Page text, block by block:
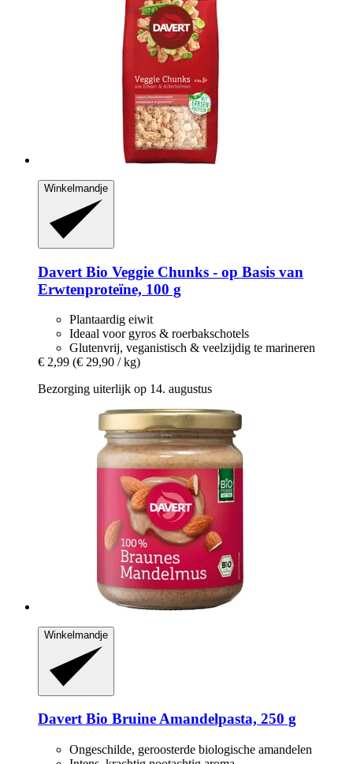
Winkelmandje
Davert Bio Veggie Chunks -​ op Basis van
Erwtenproteïne, 100 g
Plantaardig eiwit
Ideaal voor gyros & roerbakschotels
Glutenvrij, veganistisch & veelzijdig te marineren
€ 2,99 (€ 29,90 / kg)
Bezorging uiterlijk op 14. augustus
Winkelmandje
DavertBio Bruine Amandelpasta, 250 g
Ongeschilde, geroosterde biologische amandelen